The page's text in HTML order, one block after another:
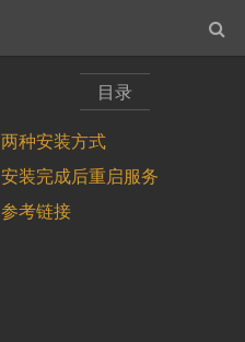
目录
两种安装方式
安装完成后重启服务
参考链接